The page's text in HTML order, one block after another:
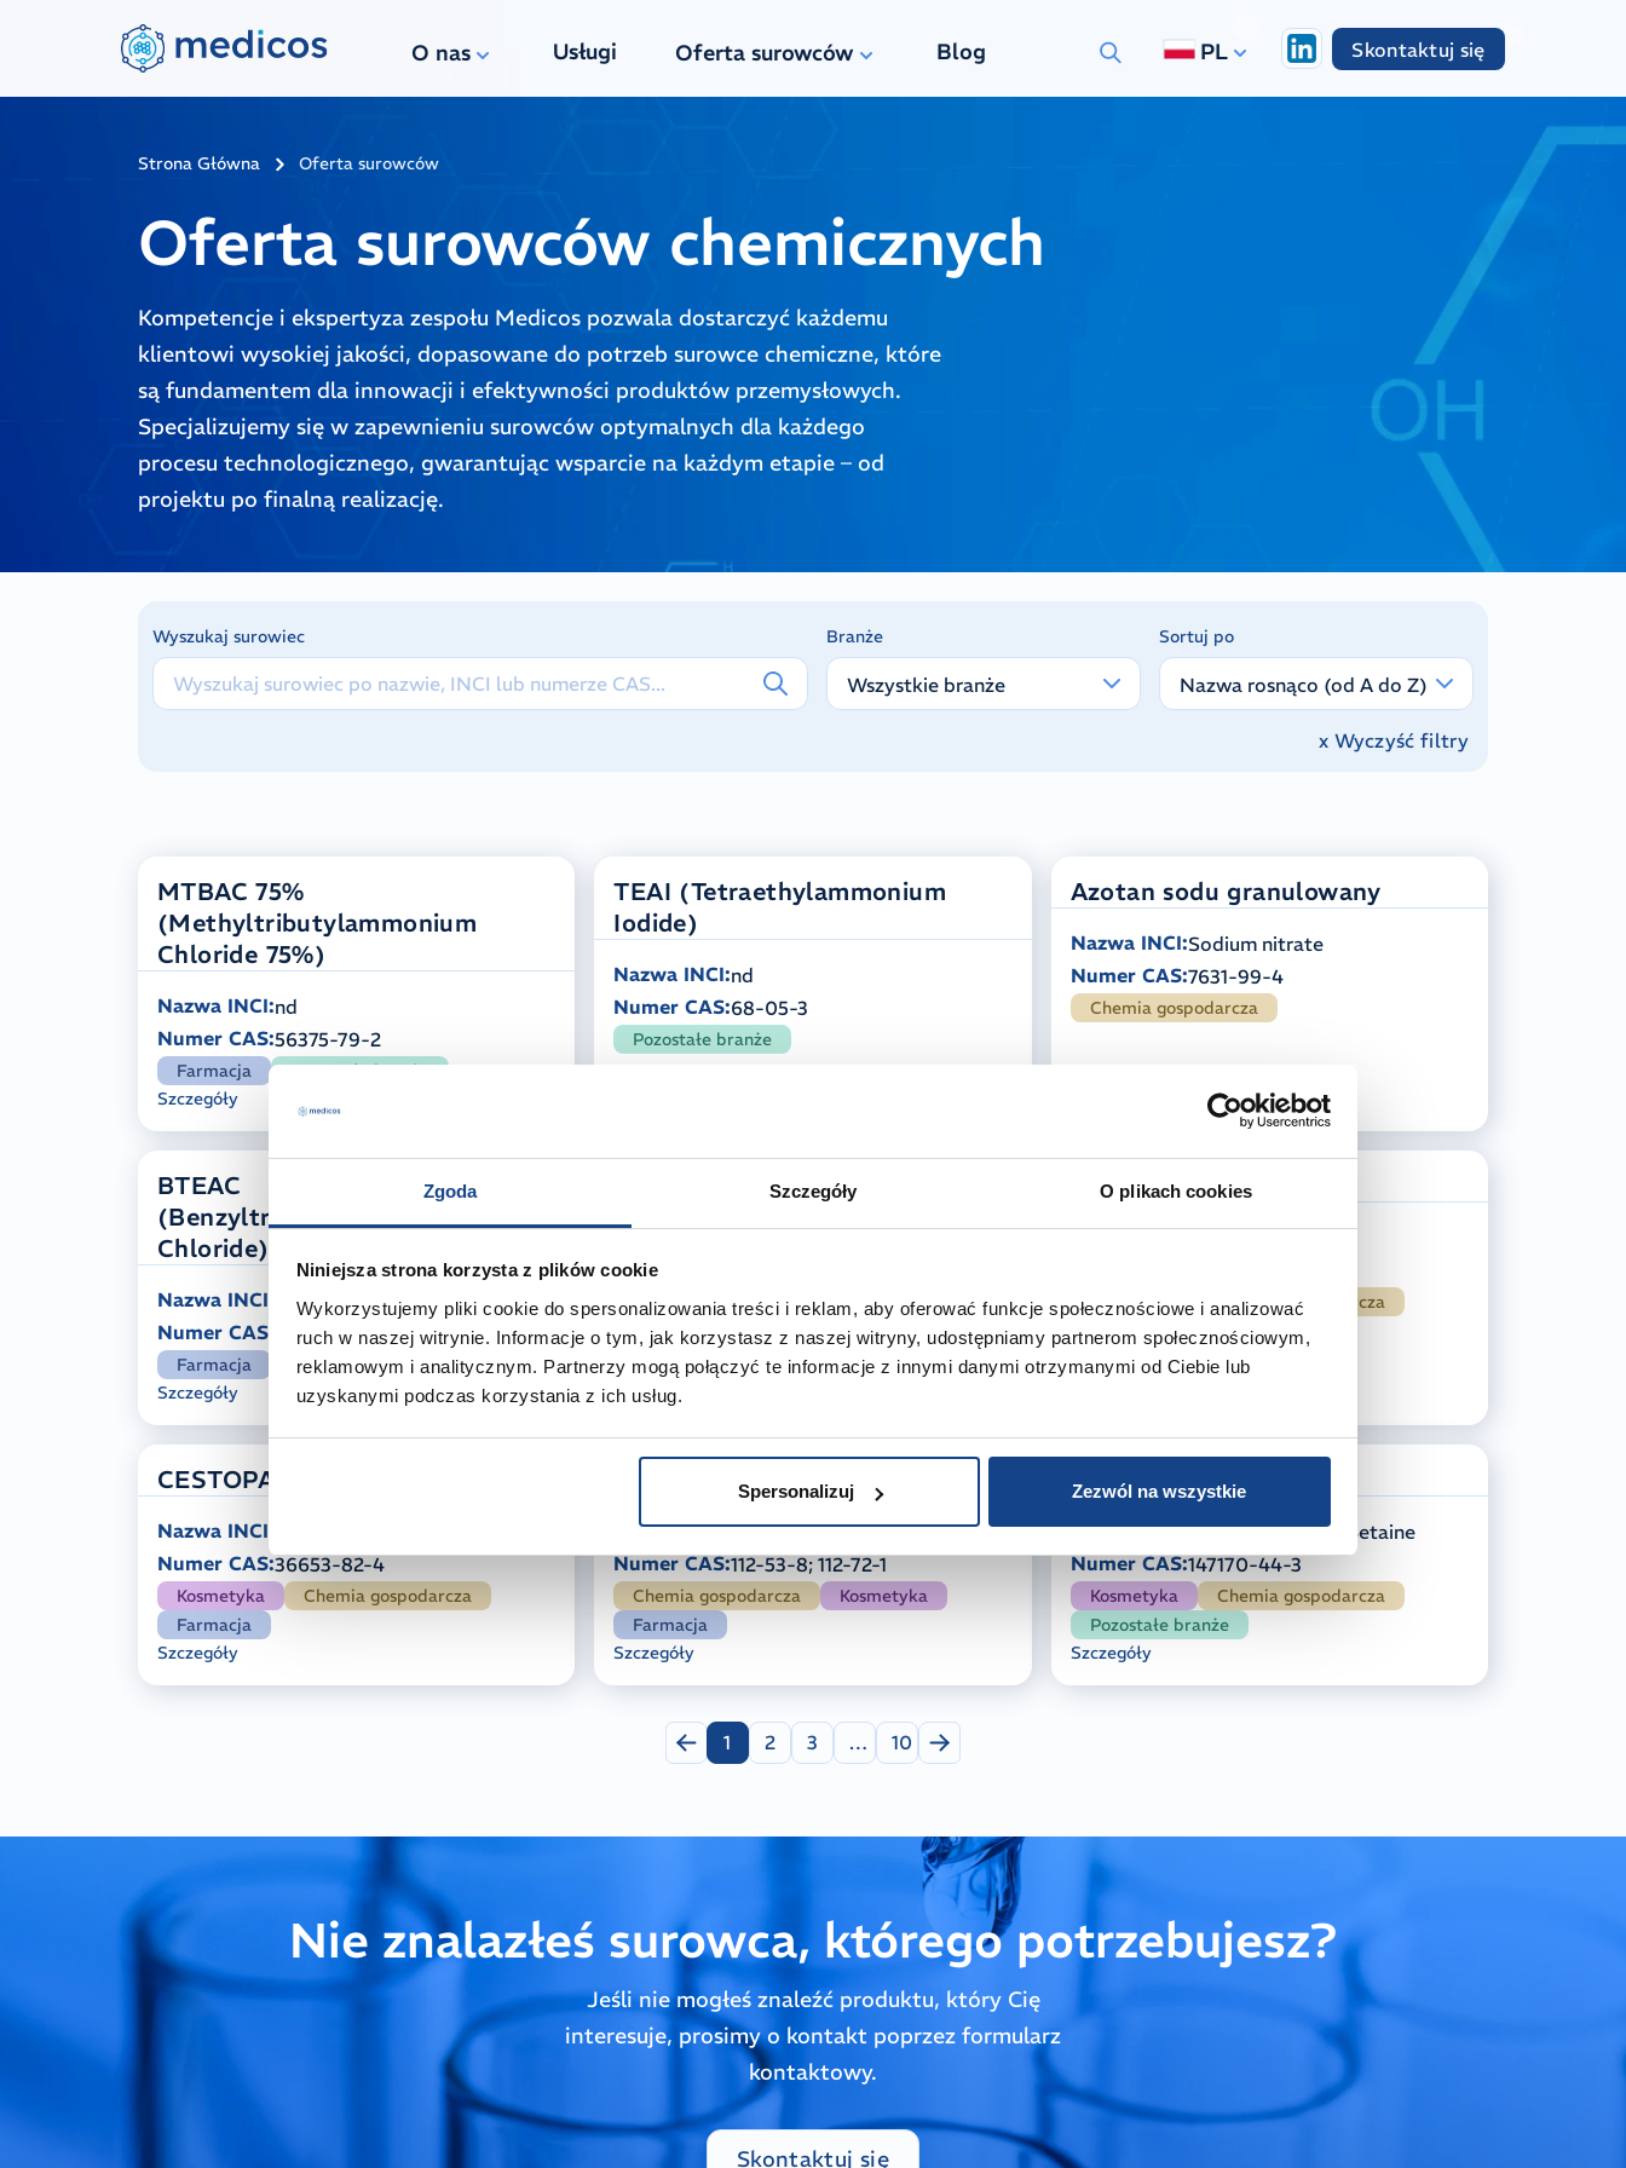
Zgoda Szczegóły O plikach cookies
Niniejsza strona korzysta z plików cookie
Wykorzystujemy pliki cookie do spersonalizowania treści i reklam, aby oferować funkcje społecznościowe i analizować
ruch w naszej witrynie. Informacje o tym, jak korzystasz z naszej witryny, udostępniamy partnerom społecznościowym,
reklamowym i analitycznym. Partnerzy mogą połączyć te informacje z innymi danymi otrzymanymi od Ciebie lub
uzyskanymi podczas korzystania z ich usług.
Spersonalizuj Zezwól na wszystkie
O nas Usługi Oferta surowców Blog PL Skontaktuj się
Strona Główna Oferta surowców
Oferta surowców chemicznych
Kompetencje i ekspertyza zespołu Medicos pozwala dostarczyć każdemu
klientowi wysokiej jakości, dopasowane do potrzeb surowce chemiczne, które
są fundamentem dla innowacji i efektywności produktów przemysłowych.
Specjalizujemy się w zapewnieniu surowców optymalnych dla każdego
procesu technologicznego, gwarantując wsparcie na każdym etapie – od
projektu po finalną realizację.
Wyszukaj surowiec Branże
Wszystkie branże
Sortuj po
Nazwa rosnąco (od A do Z)
x Wyczyść filtry
MTBAC 75%
(Methyltributylammonium
Chloride 75%)
Nazwa INCI:nd
Numer CAS:56375-79-2
Farmacja
Pozostałe branże
Szczegóły
TEAI (Tetraethylammonium
Iodide)
Nazwa INCI:nd
Numer CAS:68-05-3
Pozostałe branże
Azotan sodu granulowany
Nazwa INCI:Sodium nitrate
Numer CAS:7631-99-4
Chemia gospodarcza
BTEAC
(Benzyltriethylammonium
Chloride)
Nazwa INCI:
nd
Numer CAS:
56-37-1
Farmacja
Pozostałe branże
Szczegóły
CESTOPAL 16/2 M
Nazwa INCI:
Numer CAS:
Kosmetyka
Szczegóły
CESTOPAL 25 INS
Nazwa INCI:
Kosmetyka Chemia gospodarcza
CESTOPAL C 16
Nazwa INCI:
Numer CAS:36653-82-4
Kosmetyka
Chemia gospodarcza
Farmacja
Szczegóły
CESTOPAL C12 C14
Nazwa INCI:Lauryl Myristyl Alcohol
Numer CAS:112-53-8; 112-72-1
Chemia gospodarcza
Kosmetyka
Farmacja
Szczegóły
Chegina GLOL40
Nazwa INCI:Cocamidopropyl Betaine
Numer CAS:147170-44-3
Kosmetyka
Chemia gospodarcza
Pozostałe branże
Szczegóły
Previous
1 2 3
…
More
10 Next
Nie znalazłeś surowca, którego potrzebujesz?
Jeśli nie mogłeś znaleźć produktu, który Cię
interesuje, prosimy o kontakt poprzez formularz
kontaktowy.
Skontaktuj się